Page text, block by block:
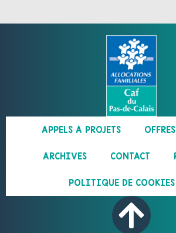
APPELS À PROJETS
ARCHIVES CONTACT
POLITIQUE DE COOKIES